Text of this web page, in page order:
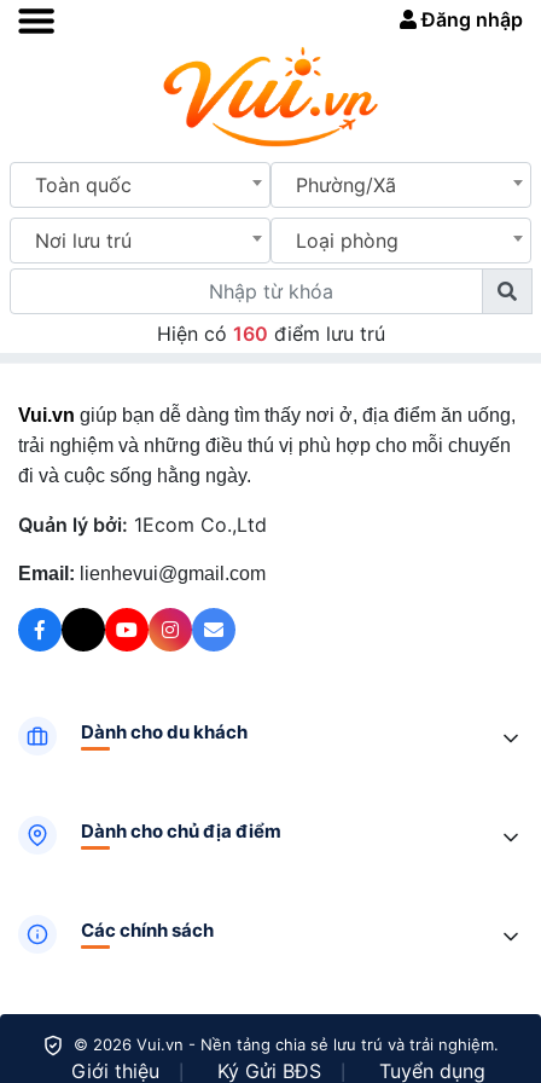
Đăng nhập
Toàn quốc Phường/Xã
Nơi lưu trú Loại phòng
Hiện có 160 điểm lưu trú
Vui.vn giúp bạn dễ dàng tìm thấy nơi ở, địa điểm ăn uống,
trải nghiệm và những điều thú vị phù hợp cho mỗi chuyến
đi và cuộc sống hằng ngày.
Quản lý bởi: 1Ecom Co.,Ltd
Email: lienhevui@gmail.com
Dành cho du khách
Dành cho chủ địa điểm
Các chính sách
© 2026 Vui.vn - Nền tảng chia sẻ lưu trú và trải nghiệm.
Giới thiệu Ký Gửi BĐS Tuyển dụng